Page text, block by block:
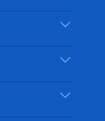
레
스
트